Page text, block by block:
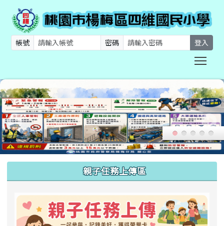
帳號 密碼 登入
親子任務上傳區